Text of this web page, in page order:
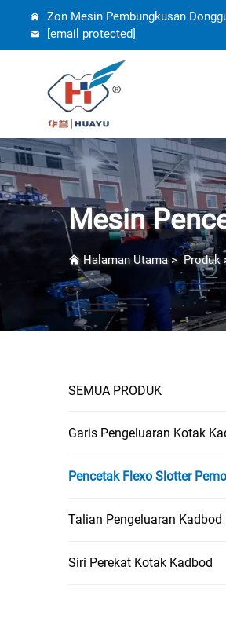
Zon Mesin Pembungkusan
[email protected]
Mesin
Halaman Utama>Produk
SEMUA PRODUK
Garis Pengeluaran Kotak
Pencetak Flexo Slotter
Talian Pengeluaran Kadbod
Siri Perekat Kotak Kadbod